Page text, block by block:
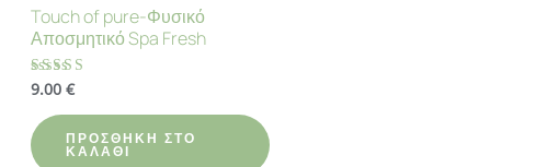
Touch of pure-Φυσικό
Αποσμητικό Spa Fresh
Βαθμολογήθηκε
4.91
από 5
9.00 €
ΠΡΟΣΘΉΚΗ ΣΤΟ
ΚΑΛΆΘΙ